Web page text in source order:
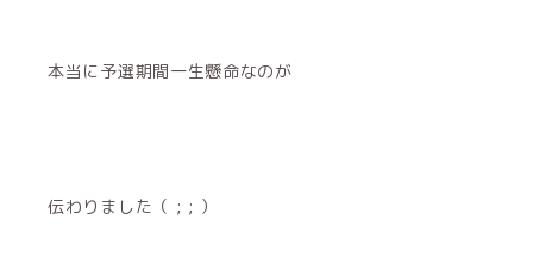
本当に予選期間一生懸命なのが
伝わりました（ ; ; ）